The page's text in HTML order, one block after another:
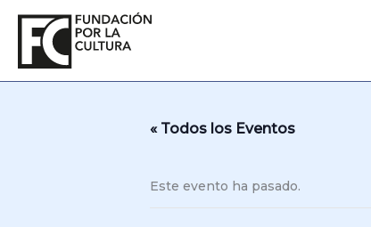
contenido
« Todos los Eventos
Este evento ha pasado.